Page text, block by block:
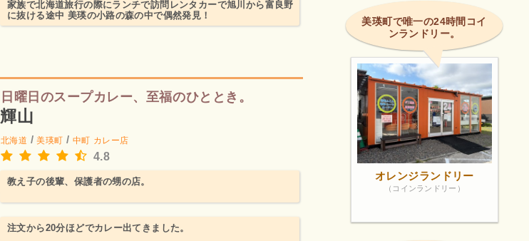
家族で北海道旅行の際にランチで訪問レンタカーで旭川から富良野
に抜ける途中 美瑛の小路の森の中で偶然発見！
日曜日のスープカレー、至福のひととき。
輝山
北海道 /美瑛町 / 中町 カレー店
4.8
教え子の後輩、保護者の甥の店。
注文から20分ほどでカレー出てきました。
美瑛町で唯一の24時間コイ
ンランドリー。
オレンジランドリー
（コインランドリー）